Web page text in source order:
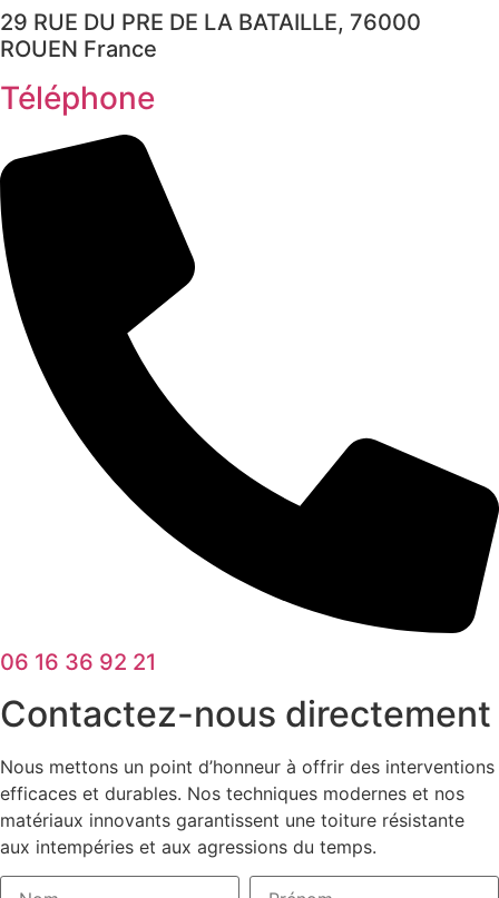
29 RUE DU PRE DE LA BATAILLE, 76000
ROUEN France
Téléphone
06 16 36 92 21
Contactez-nous directement
Nous mettons un point d’honneur à offrir des interventions
efficaces et durables. Nos techniques modernes et nos
matériaux innovants garantissent une toiture résistante
aux intempéries et aux agressions du temps.